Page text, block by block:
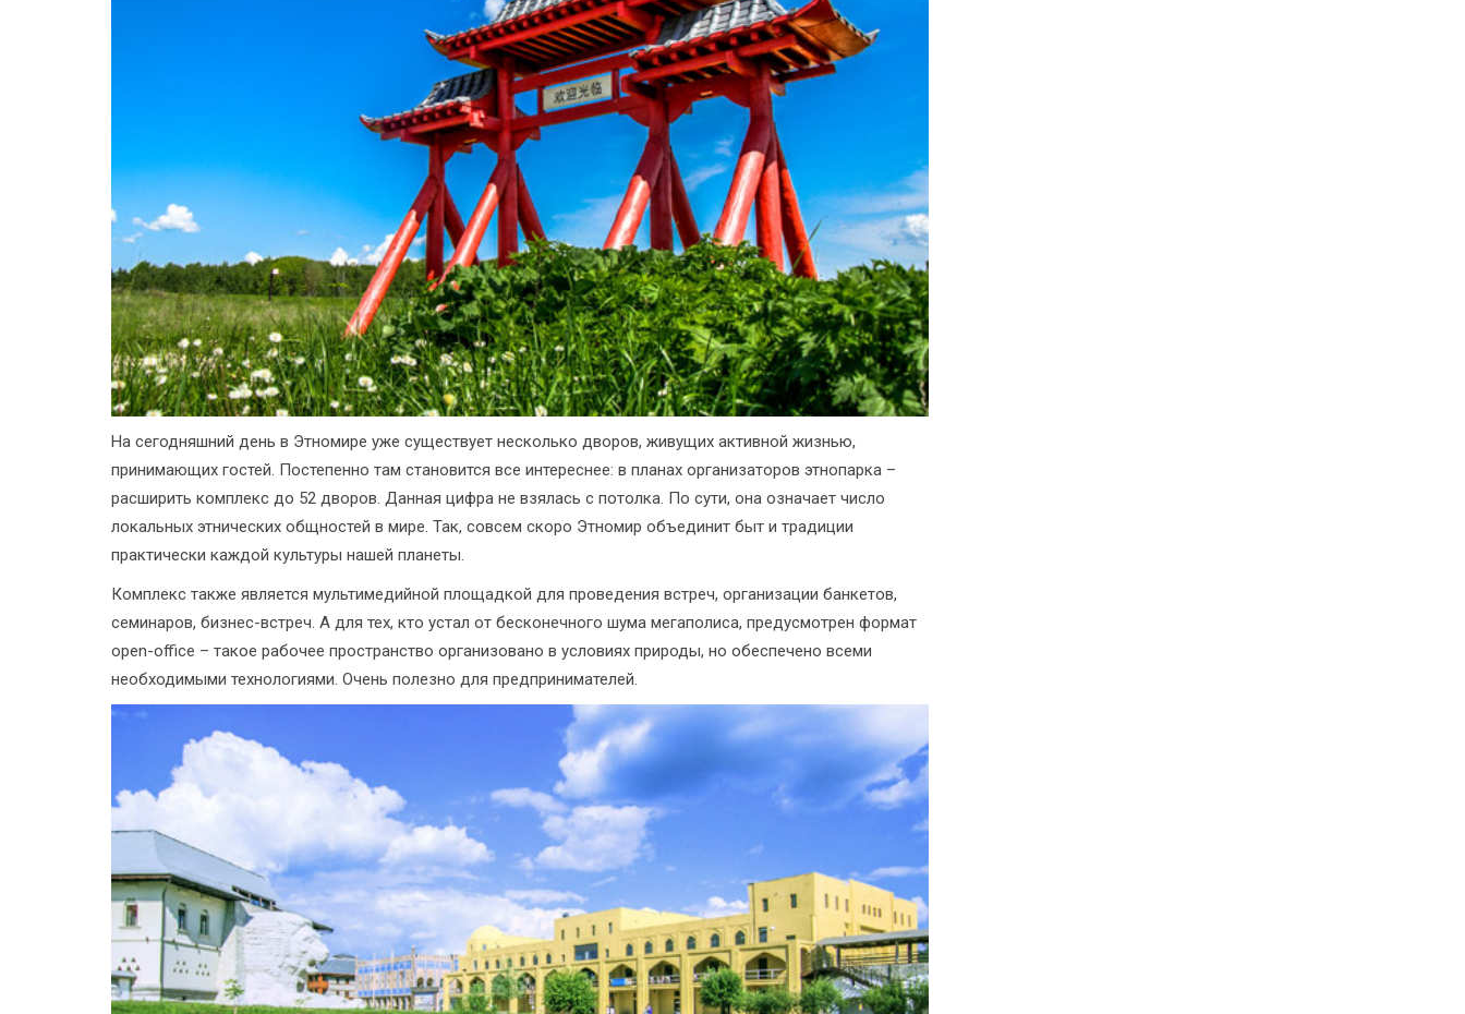
На сегодняшний день в Этномире уже существует несколько дворов, живущих активной жизнью,
принимающих гостей. Постепенно там становится все интереснее: в планах организаторов этнопарка –
расширить комплекс до 52 дворов. Данная цифра не взялась с потолка. По сути, она означает число
локальных этнических общностей в мире. Так, совсем скоро Этномир объединит быт и традиции
практически каждой культуры нашей планеты.
Комплекс также является мультимедийной площадкой для проведения встреч, организации банкетов,
семинаров, бизнес-встреч. А для тех, кто устал от бесконечного шума мегаполиса, предусмотрен формат
open-office – такое рабочее пространство организовано в условиях природы, но обеспечено всеми
необходимыми технологиями. Очень полезно для предпринимателей.